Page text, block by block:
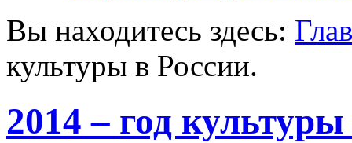
Вы находитесь здесь:
культуры в России.
2014 – год